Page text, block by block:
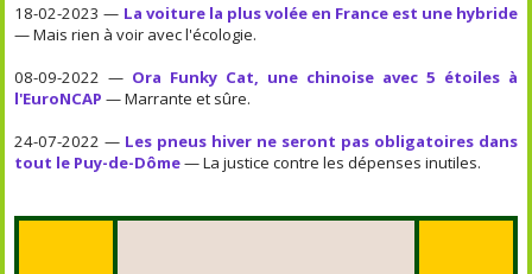
18-02-2023 — La voiture la plus volée en France est une hybride
— Mais rien à voir avec l'écologie.
08-09-2022 — Ora Funky Cat, une chinoise avec 5 étoiles à
l'EuroNCAP — Marrante et sûre.
24-07-2022 — Les pneus hiver ne seront pas obligatoires dans
tout le Puy-de-Dôme— La justice contre les dépenses inutiles.